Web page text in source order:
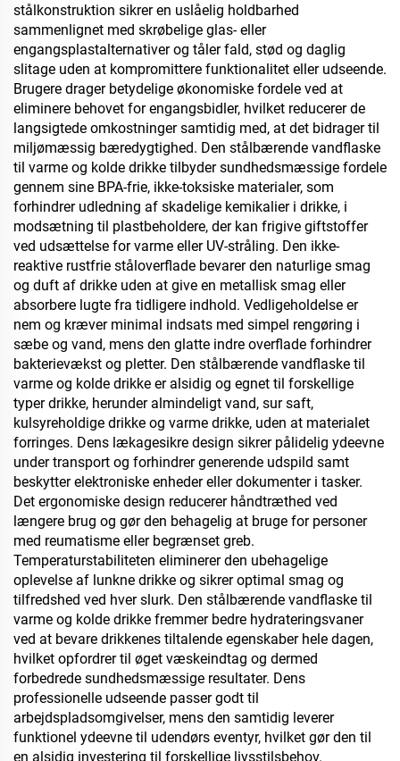
stålkonstruktion sikrer en uslåelig holdbarhed
sammenlignet med skrøbelige glas- eller
engangsplastalternativer og tåler fald, stød og daglig
slitage uden at kompromittere funktionalitet eller udseende.
Brugere drager betydelige økonomiske fordele ved at
eliminere behovet for engangsbidler, hvilket reducerer de
langsigtede omkostninger samtidig med, at det bidrager til
miljømæssig bæredygtighed. Den stålbærende vandflaske
til varme og kolde drikke tilbyder sundhedsmæssige fordele
gennem sine BPA-frie, ikke-toksiske materialer, som
forhindrer udledning af skadelige kemikalier i drikke, i
modsætning til plastbeholdere, der kan frigive giftstoffer
ved udsættelse for varme eller UV-stråling. Den ikke-
reaktive rustfrie ståloverflade bevarer den naturlige smag
og duft af drikke uden at give en metallisk smag eller
absorbere lugte fra tidligere indhold. Vedligeholdelse er
nem og kræver minimal indsats med simpel rengøring i
sæbe og vand, mens den glatte indre overflade forhindrer
bakterievækst og pletter. Den stålbærende vandflaske til
varme og kolde drikke er alsidig og egnet til forskellige
typer drikke, herunder almindeligt vand, sur saft,
kulsyreholdige drikke og varme drikke, uden at materialet
forringes. Dens lækagesikre design sikrer pålidelig ydeevne
under transport og forhindrer generende udspild samt
beskytter elektroniske enheder eller dokumenter i tasker.
Det ergonomiske design reducerer håndtræthed ved
længere brug og gør den behagelig at bruge for personer
med reumatisme eller begrænset greb.
Temperaturstabiliteten eliminerer den ubehagelige
oplevelse af lunkne drikke og sikrer optimal smag og
tilfredshed ved hver slurk. Den stålbærende vandflaske til
varme og kolde drikke fremmer bedre hydrateringsvaner
ved at bevare drikkenes tiltalende egenskaber hele dagen,
hvilket opfordrer til øget væskeindtag og dermed
forbedrede sundhedsmæssige resultater. Dens
professionelle udseende passer godt til
arbejdspladsomgivelser, mens den samtidig leverer
funktionel ydeevne til udendørs eventyr, hvilket gør den til
en alsidig investering til forskellige livsstilsbehov.